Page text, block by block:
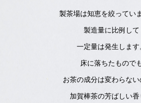
製茶場は知恵を絞ってい
製造量に比例して
一定量は発生します
床に落ちたもので
お茶の成分は変わらない
加賀棒茶の芳ばしい香